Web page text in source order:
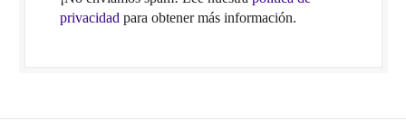
privacidadpara obtener más información.